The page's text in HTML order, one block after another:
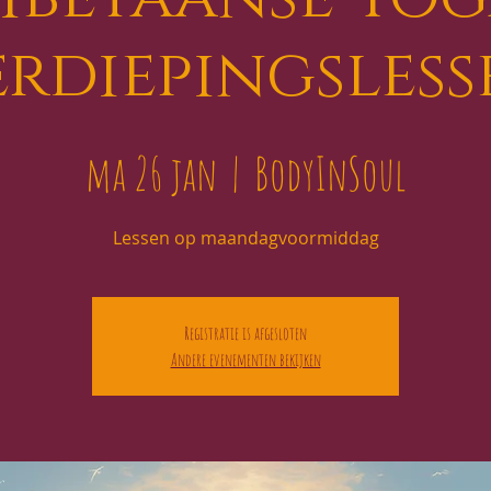
ma 26 jan
  |
BodyInSoul
Lessen op maandagvoormiddag
Registratie is afgesloten
Andere evenementen bekijken